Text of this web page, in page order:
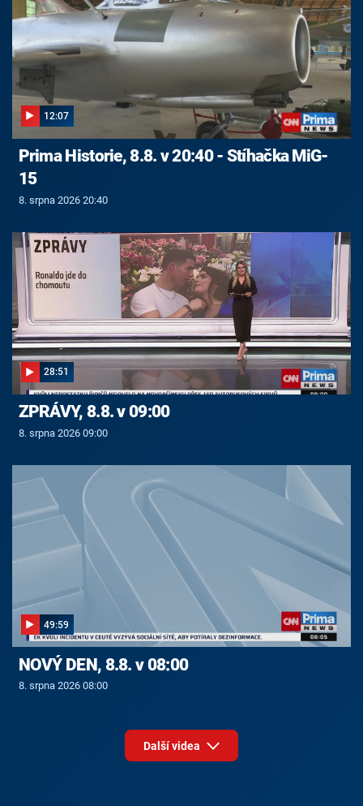
12:07
Prima Historie, 8.8. v 20:40 - Stíhačka MiG-
15
8. srpna 2026 20:40
28:51
ZPRÁVY, 8.8. v 09:00
8. srpna 2026 09:00
49:59
NOVÝ DEN, 8.8. v 08:00
8. srpna 2026 08:00
Další videa